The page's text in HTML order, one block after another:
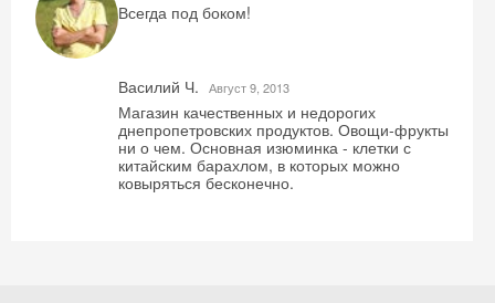
Всегда под боком!
Василий Ч. Август 9, 2013
Магазин качественных и недорогих
днепропетровских продуктов. Овощи-фрукты
ни о чем. Основная изюминка - клетки с
китайским барахлом, в которых можно
ковыряться бесконечно.
Скидка −5%
Хочешь дешевле? Оставь почту и получи
промокод на первое бронирование!